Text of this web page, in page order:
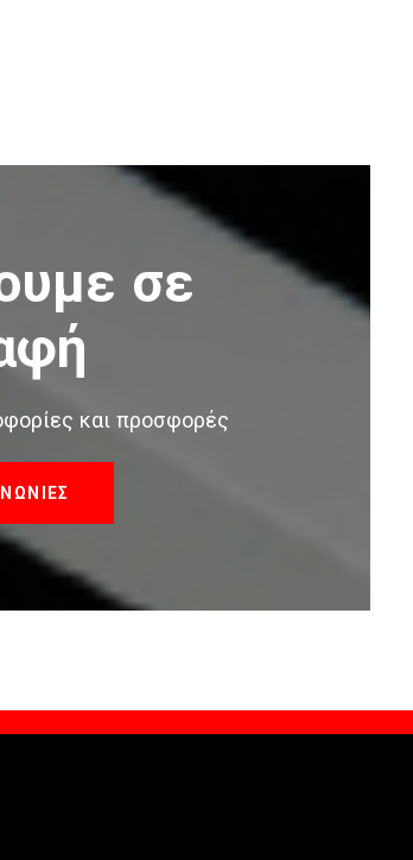
σε
και προσφορές